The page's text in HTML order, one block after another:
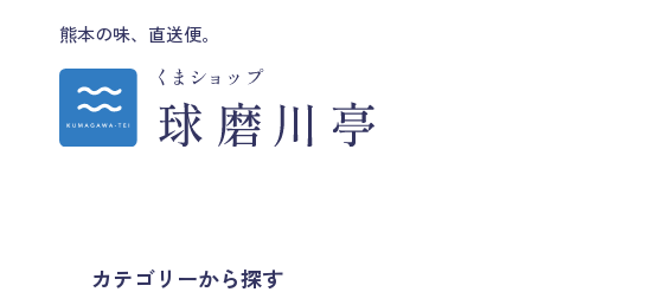
熊本の味、直送便。
カテゴリーから探す